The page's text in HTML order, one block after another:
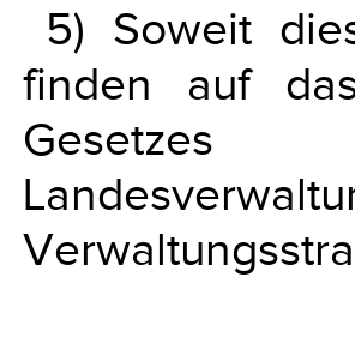
5) Soweit
finden auf